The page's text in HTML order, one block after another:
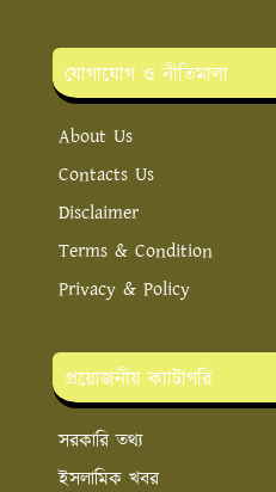
যোগাযোগ ও নীতিমালা
About Us
Contacts Us
Disclaimer
Terms & Condition
Privacy & Policy
প্রয়োজনীয় ক্যাটাগরি
সরকারি তথ্য
ইসলামিক খবর